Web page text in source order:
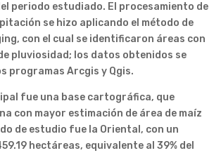
periodo estudiado. El procesamiento de
se hizo aplicando el método de
con el cual se identificaron áreas con
pluviosidad; los datos obtenidos se
programas Arcgis y Qgis.
fue una base cartográfica, que
con mayor estimación de área de maíz
de estudio fue la Oriental, con un
hectáreas, equivalente al 39% del